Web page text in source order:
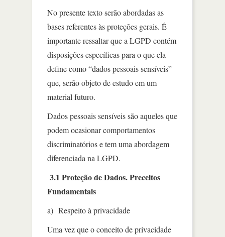
No presente texto serão abordadas as
bases referentes às proteções gerais. É
importante ressaltar que a LGPD contém
disposições específicas para o que ela
define como “dados pessoais sensíveis”
que, serão objeto de estudo em um
material futuro.
Dados pessoais sensíveis são aqueles que
podem ocasionar comportamentos
discriminatórios e tem uma abordagem
diferenciada na LGPD.
3.1 Proteção de Dados. Preceitos
Fundamentais
a) Respeito à privacidade
Uma vez que o conceito de privacidade